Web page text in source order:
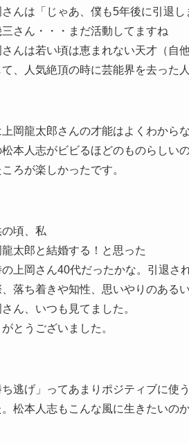
さんは「じゃあ、僕も5年後に引退
さん・・・まだ活動してますね
さんは若い頃は恵まれない天才（自
、人気絶頂の時に芸能界を去った人
岡龍太郎さんの才能はよくわから
松本人志がビビるほどのものらしい
ころが楽しかったです。
頃、私
龍太郎と結婚する！と思った
の上岡さん40代だったかな。引退さ
落ち着きや知性、思いやりのある
さん、いつも見てました。
とうございました。
ち逃げ」ってあまりポジティブに
。松本人志もこんな風に生きたいの